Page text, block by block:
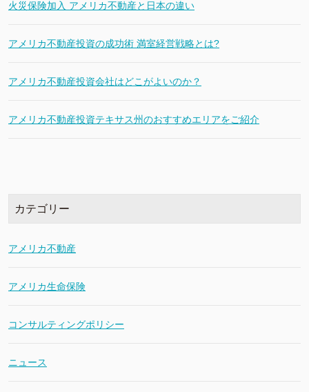
火災保険加入 アメリカ不動産と日本の違い
アメリカ不動産投資の成功術 満室経営戦略とは?
アメリカ不動産投資会社はどこがよいのか？
アメリカ不動産投資テキサス州のおすすめエリアをご紹介
カテゴリー
アメリカ不動産
アメリカ生命保険
コンサルティングポリシー
ニュース